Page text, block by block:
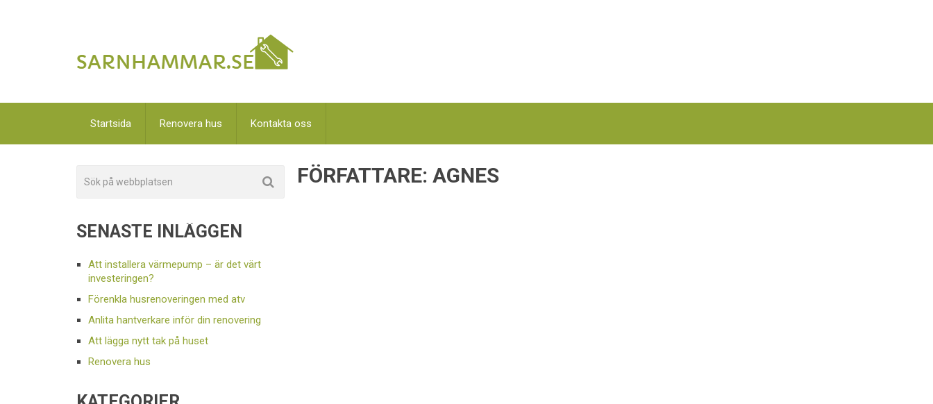
Startsida Renovera hus Kontakta oss
FÖRFATTARE:AGNES
SENASTE INLÄGGEN
Att installera värmepump – är det värt
investeringen?
Förenkla husrenoveringen med atv
Anlita hantverkare inför din renovering
Att lägga nytt tak på huset
Renovera hus